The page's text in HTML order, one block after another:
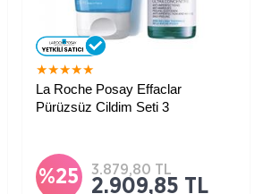
★★★★★
La Roche Posay Effaclar
Pürüzsüz Cildim Seti 3
%25 2.909,85 TL
3.879,80 TL